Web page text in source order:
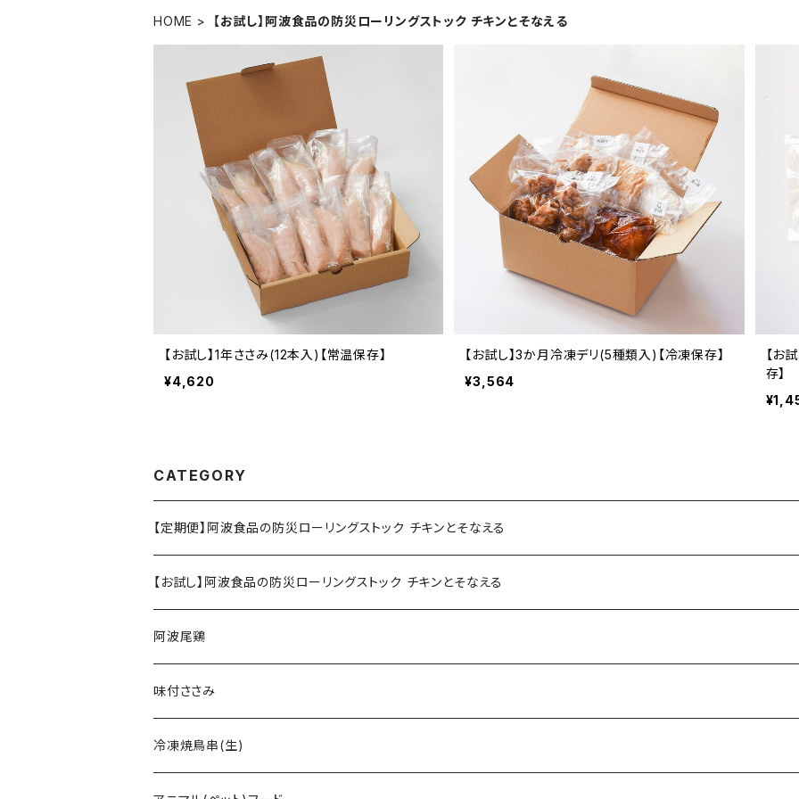
HOME 【お試し】阿波食品の防災ローリングストック チキンとそなえる
【お試し】1年ささみ(12本入)【常温保存】
¥4,620
【お試し】3か月冷凍デリ(5種類入)【冷凍保存】
¥3,564
【お
存】
CATEGORY
【定期便】阿波食品の防災ローリングストック チキンとそなえる
【お試し】阿波食品の防災ローリングストック チキンとそなえる
阿波尾鶏
味付ささみ
冷凍焼鳥串(生)